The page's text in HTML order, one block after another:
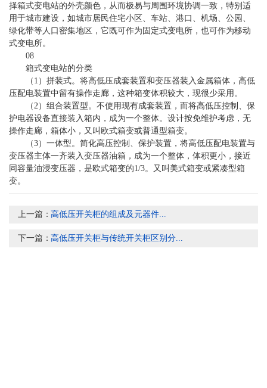
择箱式变电站的外壳颜色，从而极易与周围环境协调一致，特别适
用于城市建设，如城市居民住宅小区、车站、港口、机场、公园、
绿化带等人口密集地区，它既可作为固定式变电所，也可作为移动
式变电所。
08
箱式变电站的分类
（1）拼装式。将高低压成套装置和变压器装入金属箱体，高低
压配电装置中留有操作走廊，这种箱变体积较大，现很少采用。
（2）组合装置型。不使用现有成套装置，而将高低压控制、保
护电器设备直接装入箱内，成为一个整体。设计按免维护考虑，无
操作走廊，箱体小，又叫欧式箱变或普通型箱变。
（3）一体型。简化高压控制、保护装置，将高低压配电装置与
变压器主体一齐装入变压器油箱，成为一个整体，体积更小，接近
同容量油浸变压器，是欧式箱变的1/3。又叫美式箱变或紧凑型箱
变。
上一篇：高低压开关柜的组成及元器件...
下一篇：高低压开关柜与传统开关柜区别分...